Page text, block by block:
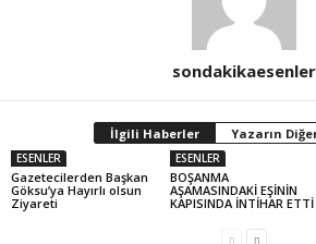
sondakikaesenler
İlgili Haberler Yazarın
ESENLER
Gazetecilerden Başkan
Göksu’ya Hayırlı olsun
Ziyareti
ESENLER
BOŞANMA
AŞAMASINDAKİ EŞİNİN
KAPISINDA İNTİHAR ETTİ